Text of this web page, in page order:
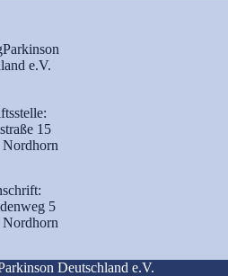
e.V.
15
5
Deutschland e.V.